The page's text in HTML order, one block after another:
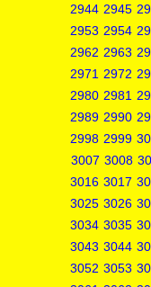
2944 2945
2953 2954
2962 2963
2971 2972
2980 2981
2989 2990
2998 2999
3007 3008
3016 3017
3025 3026
3034 3035
3043 3044
3052 3053